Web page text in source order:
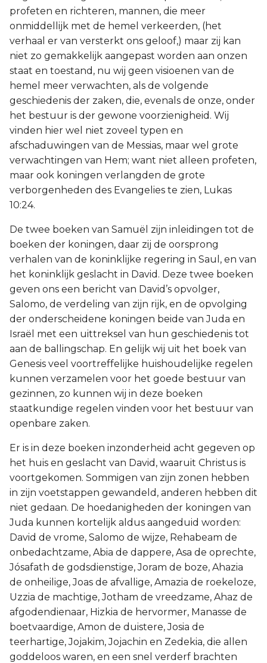
Jakobus
1 Petrus
2 Petrus
1 Johannes
2 Johannes
3 Johannes
Judas
profeten en richteren, mannen, die meer
onmiddellijk met de hemel verkeerden, (het
verhaal er van versterkt ons geloof,) maar zij kan
niet zo gemakkelijk aangepast worden aan onzen
staat en toestand, nu wij geen visioenen van de
hemel meer verwachten, als de volgende
geschiedenis der zaken, die, evenals de onze, onder
het bestuur is der gewone voorzienigheid. Wij
vinden hier wel niet zoveel typen en
afschaduwingen van de Messias, maar wel grote
verwachtingen van Hem; want niet alleen profeten,
maar ook koningen verlangden de grote
verborgenheden des Evangelies te zien, Lukas
10:24.
De twee boeken van Samuël zijn inleidingen tot de
boeken der koningen, daar zij de oorsprong
verhalen van de koninklijke regering in Saul, en van
het koninklijk geslacht in David. Deze twee boeken
geven ons een bericht van David’s opvolger,
Salomo, de verdeling van zijn rijk, en de opvolging
der onderscheidene koningen beide van Juda en
Israël met een uittreksel van hun geschiedenis tot
aan de ballingschap. En gelijk wij uit het boek van
Genesis veel voortreffelijke huishoudelijke regelen
kunnen verzamelen voor het goede bestuur van
gezinnen, zo kunnen wij in deze boeken
staatkundige regelen vinden voor het bestuur van
openbare zaken.
Er is in deze boeken inzonderheid acht gegeven op
het huis en geslacht van David, waaruit Christus is
voortgekomen. Sommigen van zijn zonen hebben
in zijn voetstappen gewandeld, anderen hebben dit
niet gedaan. De hoedanigheden der koningen van
Juda kunnen kortelijk aldus aangeduid worden:
David de vrome, Salomo de wijze, Rehabeam de
onbedachtzame, Abia de dappere, Asa de oprechte,
Jósafath de godsdienstige, Joram de boze, Ahazia
de onheilige, Joas de afvallige, Amazia de roekeloze,
Uzzia de machtige, Jotham de vreedzame, Ahaz de
afgodendienaar, Hizkia de hervormer, Manasse de
boetvaardige, Amon de duistere, Josia de
teerhartige, Jojakim, Jojachin en Zedekia, die allen
goddeloos waren, en een snel verderf brachten